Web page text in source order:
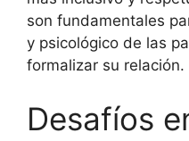
son fundamentales
y psicológico de las
formalizar su relación.
Desafíos